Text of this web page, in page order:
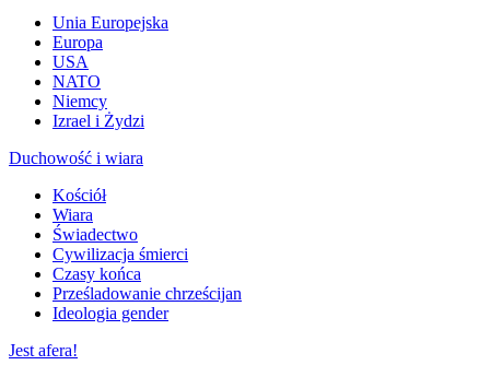
Unia Europejska
Europa
USA
NATO
Niemcy
Izrael i Żydzi
Duchowość i wiara
Kościół
Wiara
Świadectwo
Cywilizacja śmierci
Czasy końca
Prześladowanie chrześcijan
Ideologia gender
Jest afera!